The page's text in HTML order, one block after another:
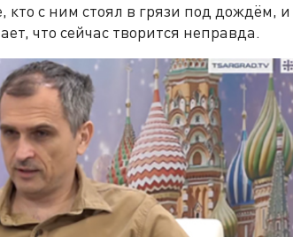
с ним стоял в грязи под дождём, и
что сейчас творится неправда.